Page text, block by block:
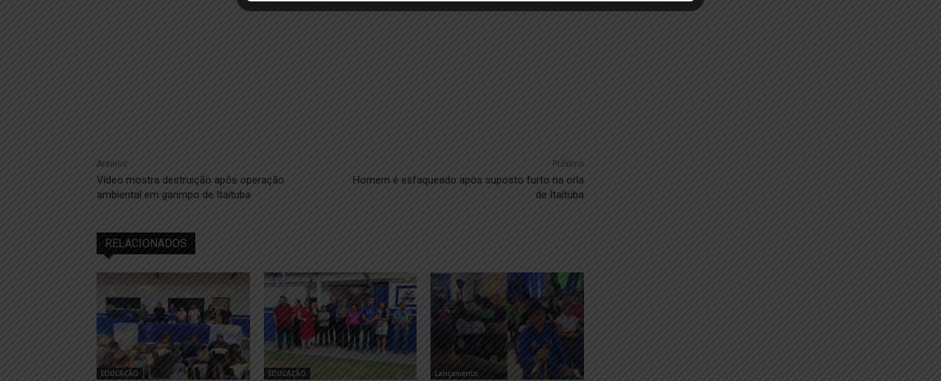
Anterior
Vídeo mostra destruição após operação
ambiental em garimpo de Itaituba
Próximo
Homem é esfaqueado após suposto furto na orla
de Itaituba
RELACIONADOS
EDUCAÇÃO EDUCAÇÃO Lançamento